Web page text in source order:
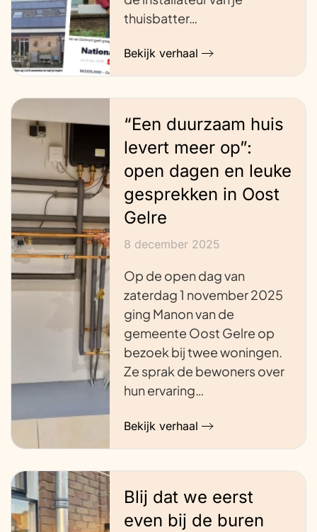
thuisbatter…
Bekijk verhaal
“Een duurzaam huis
levert meer op”:
open dagen en leuke
gesprekken in Oost
Gelre
8 december 2025
Op de open dag van
zaterdag 1 november 2025
ging Manon van de
gemeente Oost Gelre op
bezoek bij twee woningen.
Ze sprak de bewoners over
hun ervaring…
Bekijk verhaal
Blij dat we eerst
even bij de buren